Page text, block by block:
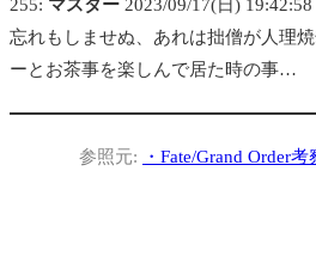
255: マスター 2023/09/17(日) 19:42:58
忘れもしませぬ、あれは拙僧が人理
ーとお茶事を楽しんで居た時の事…
参照元: ・ Fate/Grand Order